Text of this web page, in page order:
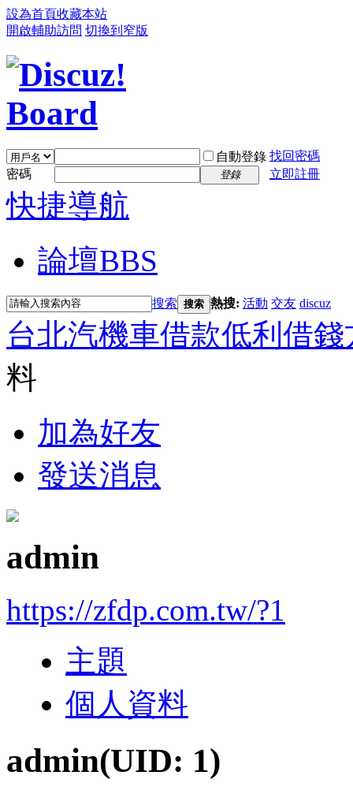
設為首頁收藏本站
開啟輔助訪問 切換到窄版
自動登錄 找回密碼
密碼
登錄 立即註冊
快捷導航
論壇BBS
搜索 搜索 熱搜: 活動 交友 discuz
台北汽機車借款低利借
料
加為好友
發送消息
admin
https://zfdp.com.tw/?1
主題
個人資料
admin(UID: 1)